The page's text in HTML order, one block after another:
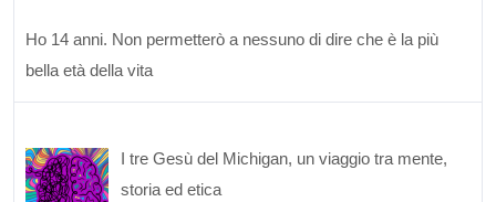
Ho 14 anni. Non permetterò a nessuno di dire che è la più
bella età della vita
I tre Gesù del Michigan, un viaggio tra mente,
storia ed etica